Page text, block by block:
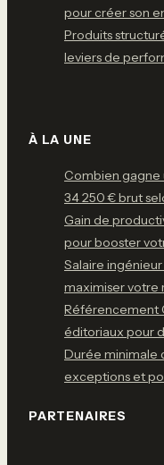
pour créer son
Produits
leviers de
À LA UNE
Combien
34 250 € brut
Gain de
pour booster
Salaire
maximiser votre
Référencement
éditoriaux pour
Durée minimale
exceptions et
PARTENAIRES